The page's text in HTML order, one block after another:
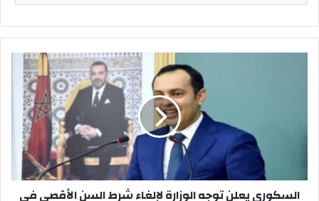
ع
السكوري يعلن توجه الوزارة لإلغاء شرط السن الأقصى في